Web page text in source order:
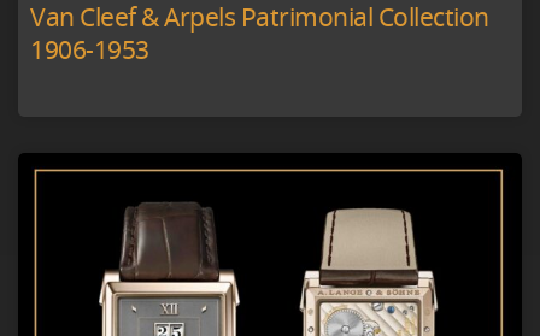
Van Cleef & Arpels Patrimonial Collection
1906-1953